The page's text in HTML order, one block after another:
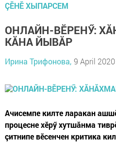
ÇӖНӖ ХЫПАРСЕМ
ОНЛАЙН-ВӖРЕНӲ:
КĂНА ЙЫВĂР
Ирина Трифонова, 9 April
Ачисемпе килте ларакан
процесне хӗрӳ хутшăнма
çитнипе вӗсенчен критика